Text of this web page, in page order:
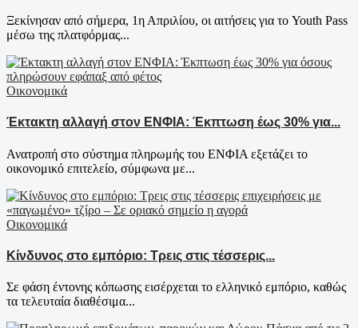
Ξεκίνησαν από σήμερα, 1η Απριλίου, οι αιτήσεις για το Youth Pass
μέσω της πλατφόρμας...
Οικονομικά
Έκτακτη αλλαγή στον ΕΝΦΙΑ: Έκπτωση έως 30% για...
Ανατροπή στο σύστημα πληρωμής του ΕΝΦΙΑ εξετάζει το
οικονομικό επιτελείο, σύμφωνα με...
Οικονομικά
Κίνδυνος στο εμπόριο: Τρεις στις τέσσερις...
Σε φάση έντονης κόπωσης εισέρχεται το ελληνικό εμπόριο, καθώς
τα τελευταία διαθέσιμα...